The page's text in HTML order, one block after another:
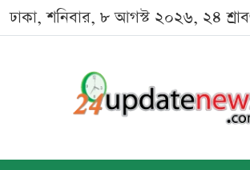
ঢাকা, শনিবার, ৮ আগস্ট ২০২৬, ২৪